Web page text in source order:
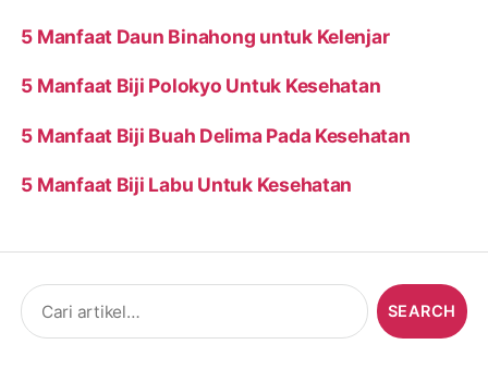
5 Manfaat Daun Binahong untuk Kelenjar
5 Manfaat Biji Polokyo Untuk Kesehatan
5 Manfaat Biji Buah Delima Pada Kesehatan
5 Manfaat Biji Labu Untuk Kesehatan
Search
for: